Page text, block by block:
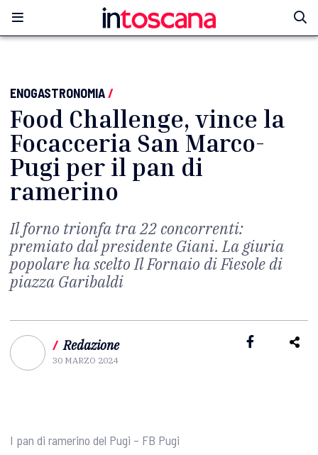
ENOGASTRONOMIA/
Food Challenge, vince la
Focacceria San Marco-
Pugi per il pan di
ramerino
Il forno trionfa tra 22 concorrenti:
premiato dal presidente Giani. La giuria
popolare ha scelto Il Fornaio di Fiesole di
piazza Garibaldi
/ Redazione
30 MARZO 2024
I pan di ramerino del Pugi – FB Pugi